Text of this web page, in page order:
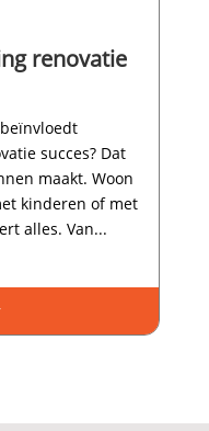
renovatie
succes? Dat
maakt.​ Woon
kinderen of met
alles.​ Van...